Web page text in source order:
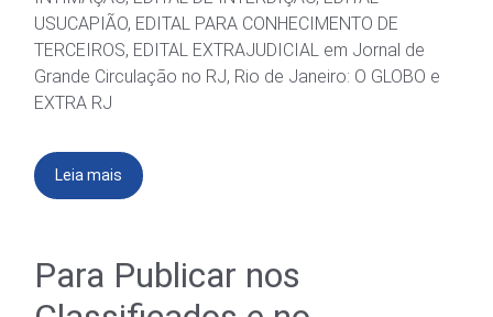
USUCAPIÃO, EDITAL PARA CONHECIMENTO DE
TERCEIROS, EDITAL EXTRAJUDICIAL em Jornal de
Grande Circulação no RJ, Rio de Janeiro: O GLOBO e
EXTRA RJ
Leia mais
Para Publicar nos